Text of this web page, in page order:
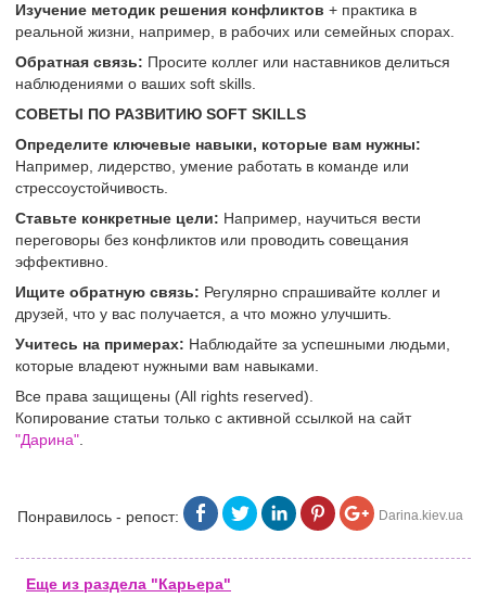
Изучение методик решения конфликтов + практика в
реальной жизни, например, в рабочих или семейных спорах.
Обратная связь: Просите коллег или наставников делиться
наблюдениями о ваших soft skills.
СОВЕТЫ ПО РАЗВИТИЮ SOFT SKILLS
Определите ключевые навыки, которые вам нужны:
Например, лидерство, умение работать в команде или
стрессоустойчивость.
Ставьте конкретные цели: Например, научиться вести
переговоры без конфликтов или проводить совещания
эффективно.
Ищите обратную связь: Регулярно спрашивайте коллег и
друзей, что у вас получается, а что можно улучшить.
Учитесь на примерах: Наблюдайте за успешными людьми,
которые владеют нужными вам навыками.
Все права защищены (All rights reserved).
Копирование статьи только с активной ссылкой на сайт
"Дарина"
Понравилось - репост: Darina.kiev.ua
Еще из раздела "Карьера"